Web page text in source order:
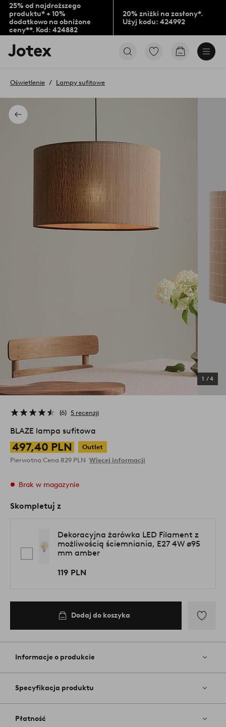
25% od najdroższego
produktu* + 10%
dodatkowo na obniżone
ceny**. Kod: 424882
20% zniżki na zasłony*.
Użyj kodu: 424992
Logo
Jotex
na
stronę
PrzejdźPrzejdź
Powrót
Oświetlenie Lampy sufitowe
1 /4
6 5 recenzji
BLAZE lampa sufitowa
497,40 PLN
Outlet
Pierwotna Cena 829 PLN Więcej informacji
Brak w magazynie
Skompletuj z
Dekoracyjna żarówka LED Filament z
możliwością ściemniania, E27 4W ø95
mm amber
119 PLN
Dodaj do koszyka
do
Informacje o produkcie
Specyfikacja produktu
Płatność